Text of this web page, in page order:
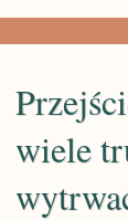
wiele